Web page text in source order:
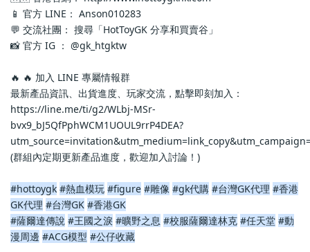
📱 官方 LINE： Anson010283
💬 交流社團： 搜尋「HotToyGK 分享和買賣谷」
📸 官方 IG ： @gk_htgktw
🔥 🔥 加入 LINE 專屬情報群
最新產品資訊、出貨進度、玩家交流，點擊即刻加入：
https://line.me/ti/g2/WLbj-MSr-
bvx9_bJ5QfPphWCM1UOUL9rrP4DEA?
(群組內定期更新產品進度，歡迎加入討論！)
#hottoygk #熱血模玩 #figure #雕像 #gk代購 #台灣GK代理 #香港
GK代理 #台灣GK #香港GK
#薩爾達傳說 #王國之淚 #曠野之息 #校服薩爾達林克 #任天堂 #動
漫周邊 #ACG模型 #公仔收藏